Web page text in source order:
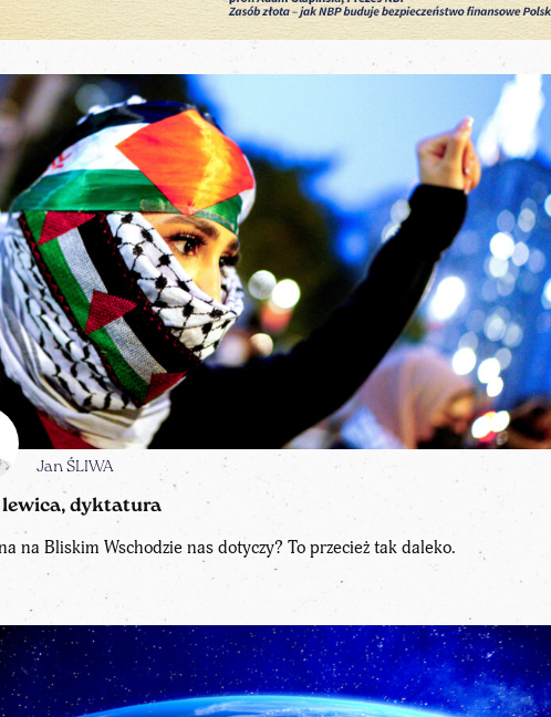
Jan ŚLIWA
dyktatura
na Bliskim Wschodzie nas dotyczy? To przecież tak daleko.